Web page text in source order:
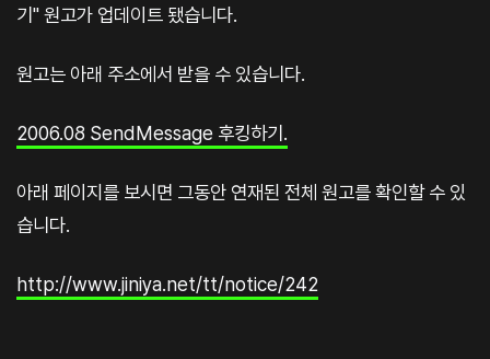
기" 원고가 업데이트 됐습니다.
원고는 아래 주소에서 받을 수 있습니다.
2006.08 SendMessage 후킹하기.
아래 페이지를 보시면 그동안 연재된 전체 원고를 확인할 수 있
습니다.
http://www.jiniya.net/tt/notice/242